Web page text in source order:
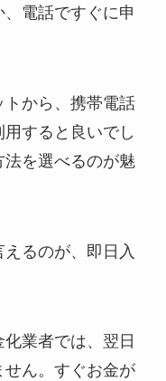
電話ですぐに申
から、携帯電話
すると良いでし
法を選べるのが魅
るのが、即日入
業者では、翌日
せん。すぐお金が